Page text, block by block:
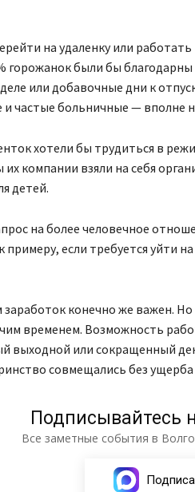
на удаленку или
горожанок были бы
или добавочные дни к
и частые больничные — вполне
хотели бы трудиться в
компании взяли на себя
детей.
на более человечное
примеру, если требуется уйти
заработок конечно же важен.
временем. Возможность
выходной или сокращенный
совмещались без ущерба
Подписывайтесь
Все заметные события в